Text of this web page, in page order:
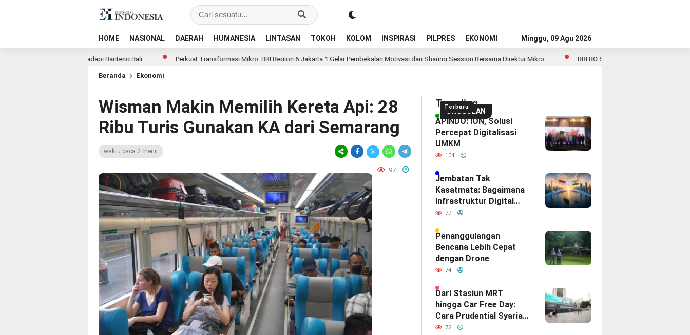
HOME NASIONAL DAERAH HUMANESIA LINTASAN TOKOH KOLOM INSPIRASI PILPRES EKONOMI Minggu, 09 Agu 2026
Perdana Hadapi Banteng Bali Perkuat Transformasi Mikro, BRI Region 6 Jakarta 1 Gelar Pembekalan Motivasi dan Sharing Session Bersama Direktur Mikro BRI BO Sudirman Semanggi Gelar Simulasi BCM,
Beranda Ekonomi
Wisman Makin Memilih Kereta Api: 28
Ribu Turis Gunakan KA dari Semarang
waktu baca 2 menit
97
UNGGULAN
Terbaru
Trending
APINDO: ION, Solusi
Percepat Digitalisasi
UMKM
104
Jembatan Tak
Kasatmata: Bagaimana
Infrastruktur Digital
Diam-Diam
Hubungan Indonesia–
India
77
Penanggulangan
Bencana Lebih Cepat
dengan Drone
74
Dari Stasiun MRT
hingga Car Free Day:
Cara Prudential Syariah
Merayakan yang Nomor
72